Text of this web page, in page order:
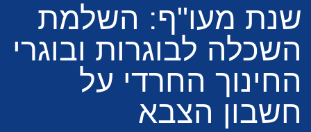
שנת מעו"ף: השלמת
השכלה לבוגרות ובוגרי
החינוך החרדי על
חשבון הצבא